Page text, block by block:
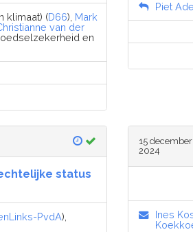
klimaat) (D66), Mark
van der
en
Piet
status
PvdA),
15
2024
Ines